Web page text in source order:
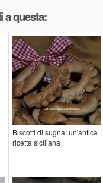
a questa:
Biscotti di sugna: un'antica
ricetta siciliana